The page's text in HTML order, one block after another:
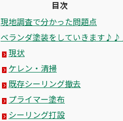
目次
現地調査で分かった問題点
ベランダ塗装をしていきます
現状
ケレン・清掃
既存シーリング撤去
プライマー塗布
シーリング打設